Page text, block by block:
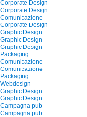
Corporate Design
Corporate Design
Comunicazione
Corporate Design
Graphic Design
Graphic Design
Graphic Design
Packaging
Comunicazione
Comunicazione
Packaging
Webdesign
Graphic Design
Graphic Design
Campagna pub.
Campagna pub.